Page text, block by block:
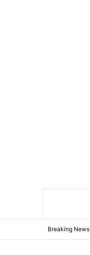
Breaking News